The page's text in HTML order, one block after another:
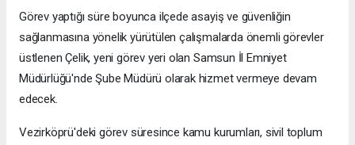
Görev yaptığı süre boyunca ilçede asayiş ve güvenliğin
sağlanmasına yönelik yürütülen çalışmalarda önemli görevler
üstlenen Çelik, yeni görev yeri olan Samsun İl Emniyet
Müdürlüğü'nde Şube Müdürü olarak hizmet vermeye devam
edecek.
Vezirköprü'deki görev süresince kamu kurumları, sivil toplum